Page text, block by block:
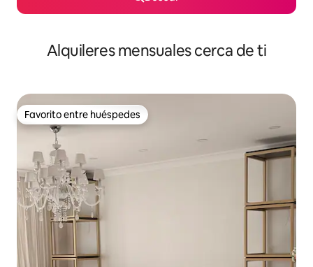
Alquileres mensuales cerca de ti
Favorito entre huéspedes
Favorito entre huéspedes